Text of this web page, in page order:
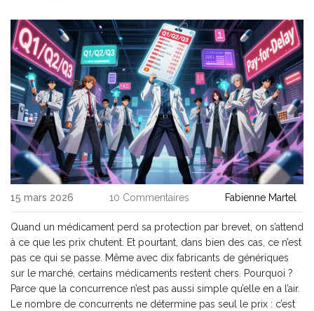
15 mars 2026 10 Commentaires Fabienne Martel
Quand un médicament perd sa protection par brevet, on s’attend
à ce que les prix chutent. Et pourtant, dans bien des cas, ce n’est
pas ce qui se passe. Même avec dix fabricants de génériques
sur le marché, certains médicaments restent chers. Pourquoi ?
Parce que la concurrence n’est pas aussi simple qu’elle en a l’air.
Le nombre de concurrents ne détermine pas seul le prix : c’est